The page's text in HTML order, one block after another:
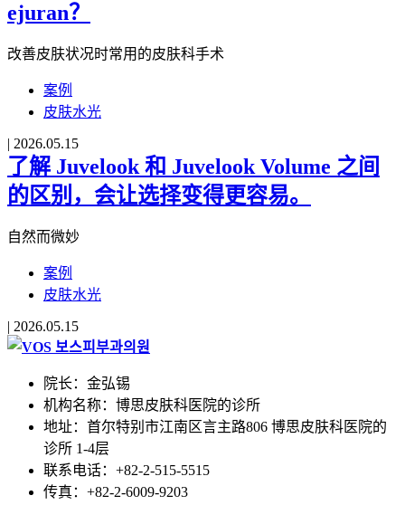
ejuran？
改善皮肤状况时常用的皮肤科手术
案例
皮肤水光
| 2026.05.15
了解 Juvelook 和 Juvelook Volume 之间
的区别，会让选择变得更容易。
自然而微妙
案例
皮肤水光
| 2026.05.15
院长：金弘锡
机构名称：博思皮肤科医院的诊所
地址：首尔特别市江南区言主路806 博思皮肤科医院的
诊所 1-4层
联系电话：+82-2-515-5515
传真：+82-2-6009-9203